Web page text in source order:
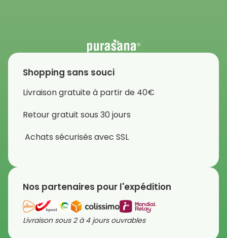
Shopping sans souci
Livraison gratuite à partir de 40€
Retour gratuit sous 30 jours
Achats sécurisés avec SSL
Nos partenaires pour l'expédition
Livraison sous 2 à 4 jours ouvrables